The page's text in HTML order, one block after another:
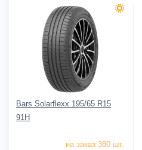
Bars Solarflexx 195/65 R15
91H
на заказ 380 шт.